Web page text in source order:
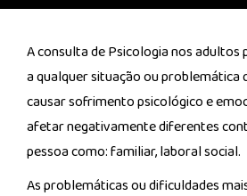
A consulta de Psicologia nos
a qualquer situação ou problemática
causar sofrimento psicológico e
afetar negativamente diferentes
pessoa como: familiar, laboral social.
As problemáticas ou dificuldades